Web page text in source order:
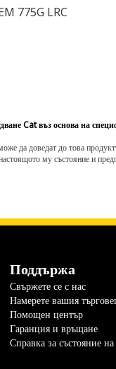
775G LRC
Cat въз основа на
да доведат до това
му състояние и
Поддържа
Свържете се с нас
Намерете вашия
Помощен център
Гаранция и връщане
Справка за състояние